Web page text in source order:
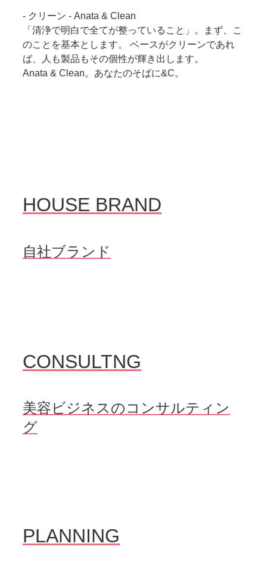
- クリーン - Anata & Clean
「清浄で明白で全てが整っていること」。まず、こ
のことを基本とします。 ベースがクリーンであれ
ば、人も製品もその個性が輝き出します。
Anata & Clean。あなたのそばに&C。
HOUSE BRAND
自社ブランド
CONSULTNG
美容ビジネスのコンサルティン
グ
PLANNING